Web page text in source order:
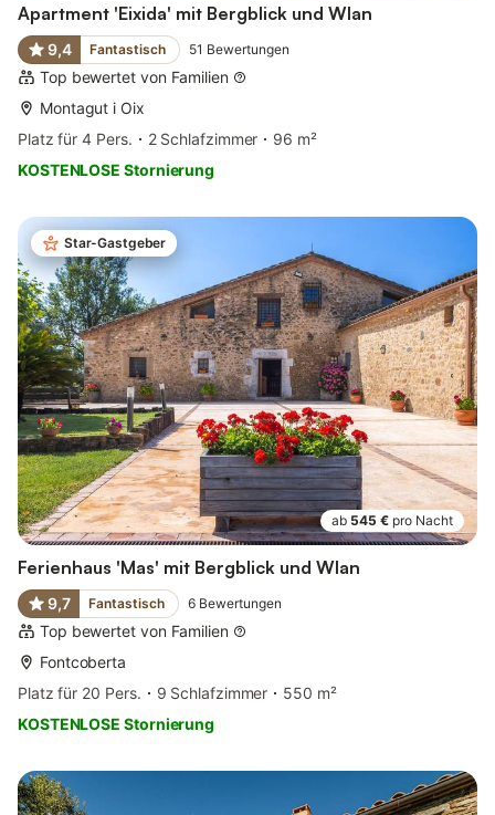
Apartment 'Eixida' mit Bergblick und Wlan
9,4 Fantastisch 51 Bewertungen
Top bewertet von Familien
Montagut i Oix
Platz für 4 Pers.
2 Schlafzimmer
96 m²
KOSTENLOSE Stornierung
Star-Gastgeber
ab 545 € pro Nacht
Ferienhaus 'Mas' mit Bergblick und Wlan
9,7 Fantastisch 6 Bewertungen
Top bewertet von Familien
Fontcoberta
Platz für 20 Pers.
9 Schlafzimmer
550 m²
KOSTENLOSE Stornierung